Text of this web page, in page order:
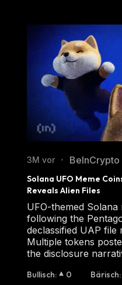
3M vor • BeInCrypto
Solana UFO Meme
Reveals Alien Files
UFO-themed Solana
following the
declassified UAP file
Multiple tokens
the disclosure
Bullisch: 0 Bärisch: